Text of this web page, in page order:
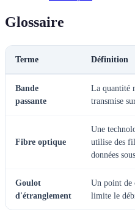
Glossaire
Terme Définition
Bande
passante
La quantité
transmise
Fibre optique
Une
utilise des
données
Goulot
d'étranglement
Un point de
limite le